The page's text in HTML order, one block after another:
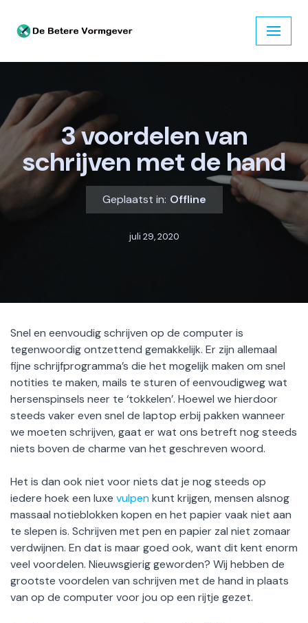
Ga
3 voordelen van
schrijven met de hand
Geplaatst in: Offline
juli 29, 2020
Snel en eenvoudig schrijven op de computer is
tegenwoordig ontzettend gemakkelijk. Er zijn allemaal
fijne schrijfprogramma’s die het mogelijk maken om snel
notities te maken, mails te sturen of eenvoudigweg wat
hersenspinsels neer te ‘tokkelen’. Hoewel we hierdoor
steeds vaker even snel de laptop erbij pakken wanneer
we moeten schrijven, gaat er wat ons betreft nog steeds
niets boven de charme van het geschreven woord.
Het is dan ook niet voor niets dat je nog steeds op
iedere hoek een luxe vulpenkunt krijgen, mensen alsnog
massaal notieblokken kopen en het papier vaak niet aan
te slepen is. Schrijven met pen en papier zal niet zomaar
verdwijnen. En dat is maar goed ook, want dit kent enorm
veel voordelen. Nieuwsgierig geworden? Wij hebben de
grootste voordelen van schrijven met de hand in plaats
van op de computer voor jou op een rijtje gezet.